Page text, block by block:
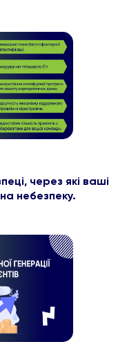
через які ваші
небезпеку.